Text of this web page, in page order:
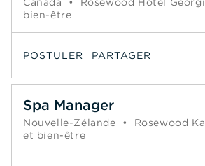
bien-être
POSTULER PARTAGER
Spa Manager
Nouvelle-Zélande • Rosewood
et bien-être